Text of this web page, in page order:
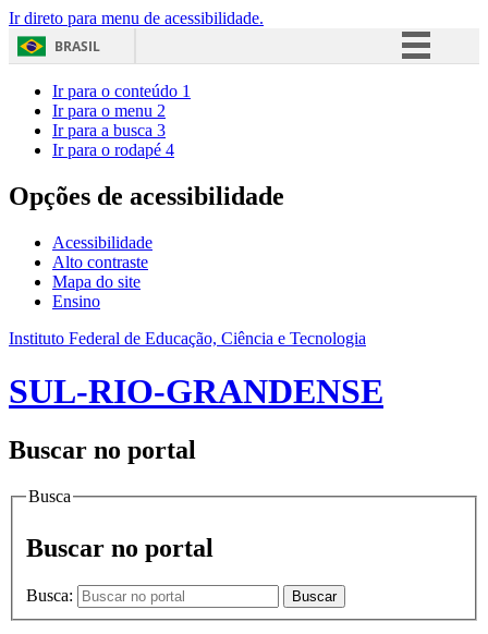
Ir direto para menu de acessibilidade.
BRASIL
Acesso à informação
Ir para o conteúdo 1
Ir para o menu 2
Ir para a busca 3
Ir para o rodapé 4
Opções de acessibilidade
Acessibilidade
Alto contraste
Mapa do site
Ensino
Instituto Federal de Educação, Ciência e Tecnologia
SUL-RIO-GRANDENSE
Buscar no portal
Busca
Buscar no portal
Busca: Buscar